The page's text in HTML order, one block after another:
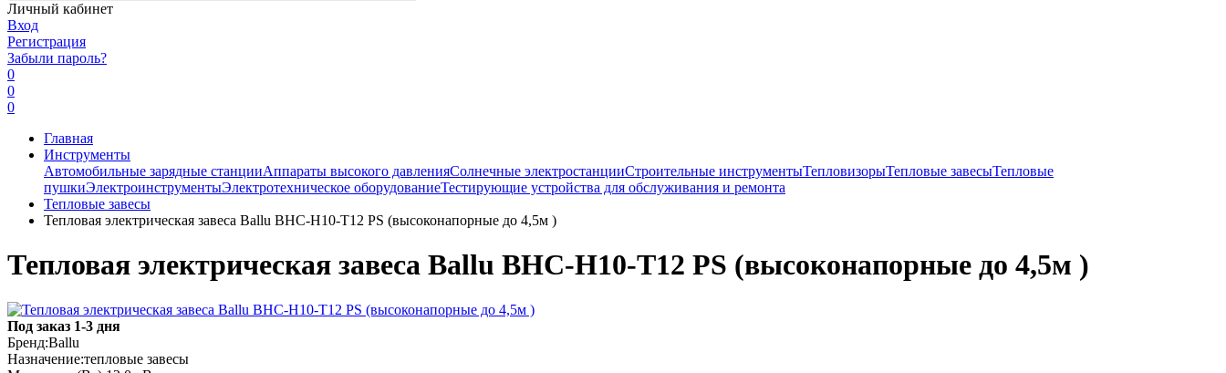
Личный кабинет
Вход
Регистрация
Забыли пароль?
0
0
0
Главная
Инструменты
Автомобильные зарядные станцииАппараты высокого давленияСолнечные электростанцииСтроительные инструментыТепловизорыТепловые завесыТепловые
пушкиЭлектроинструментыЭлектротехническое оборудованиеТестирующие устройства для обслуживания и ремонта
Тепловые завесы
Тепловая электрическая завеса Ballu BHC-H10-T12 PS (высоконапорные до 4,5м )
Тепловая электрическая завеса Ballu BHC-H10-T12 PS (высоконапорные до 4,5м )
Под заказ 1-3 дня
Бренд:Ballu
Назначение:тепловые завесы